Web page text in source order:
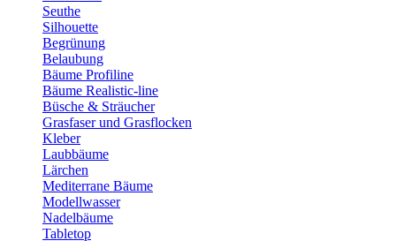
Seuthe
Silhouette
Begrünung
Belaubung
Bäume Profiline
Bäume Realistic-line
Büsche & Sträucher
Grasfaser und Grasflocken
Kleber
Laubbäume
Lärchen
Mediterrane Bäume
Modellwasser
Nadelbäume
Tabletop